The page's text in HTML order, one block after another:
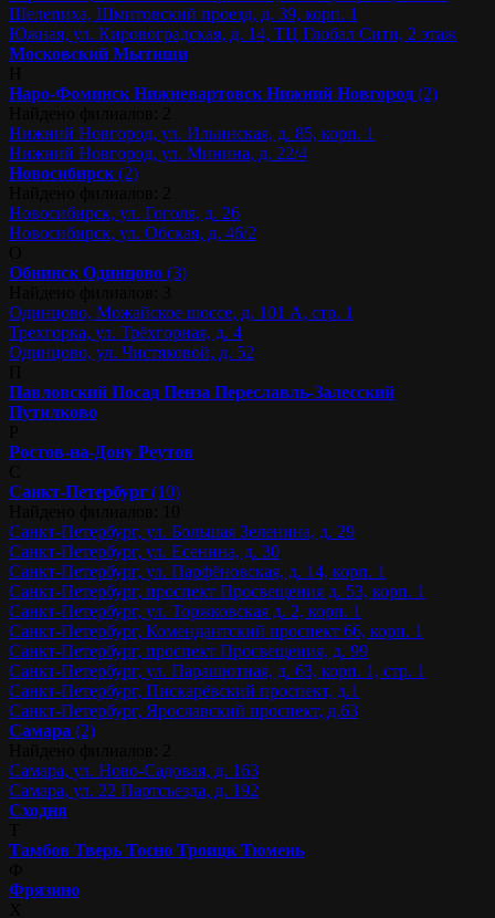
Шелепиха, Шмитовский проезд, д. 39, корп. 1
Южная, ул. Кировоградская, д. 14, ТЦ Глобал Сити, 2 этаж
Московский Мытищи
Наро-Фоминск Нижневартовск Нижний Новгород (2)
Нижний Новгород, ул. Ильинская, д. 85, корп. 1
Нижний Новгород, ул. Минина, д. 22/4
Новосибирск (2)
Новосибирск, ул. Гоголя, д. 26
Новосибирск, ул. Обская, д. 46/2
Обнинск Одинцово (3)
Одинцово, Можайское шоссе, д. 101 А, стр. 1
Трехгорка, ул. Трёхгорная, д. 4
Одинцово, ул. Чистяковой, д. 52
Павловский Посад Пенза Переславль-Залесский
Путилково
Ростов-на-Дону Реутов
Санкт-Петербург (10)
Санкт-Петербург, ул. Большая Зеленина, д. 29
Санкт-Петербург, ул. Есенина, д. 30
Санкт-Петербург, ул. Парфёновская, д. 14, корп. 1
Санкт-Петербург, проспект Просвещения д. 53, корп. 1
Санкт-Петербург, ул. Торжковская д. 2, корп. 1
Санкт-Петербург, Комендантский проспект 66, корп. 1
Санкт-Петербург, проспект Просвещения, д. 99
Санкт-Петербург, ул. Парашютная, д. 63, корп. 1, стр. 1
Санкт-Петербург, Пискарёвский проспект, д.1
Санкт-Петербург, Ярославский проспект, д.63
Самара (2)
Самара, ул. Ново-Садовая, д. 163
Самара, ул. 22 Партсъезда, д. 192
Сходня
Тамбов Тверь Тосно Троицк Тюмень
Фрязино